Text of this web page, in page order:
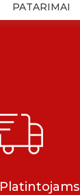
PATARIMAI
Platintojams